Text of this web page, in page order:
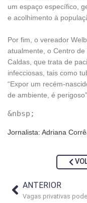
um espaço específico,
e acolhimento à
Por fim, o vereador
atualmente, o Centro
Caldas, que trata de
infecciosas, tais como
“Expor um recém-
de ambiente, é perigoso”.
Jornalista: Adriana
ANTERIOR